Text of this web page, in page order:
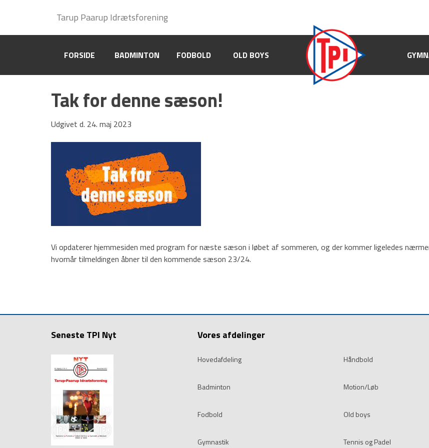
Tarup Paarup Idrætsforening
FORSIDE BADMINTON FODBOLD OLD BOYS
CSV Hallen, Højstrup
Om TPI Gymnastik Kalender
Børnehold
Voksenhold
Kontakt os
Tennis og Padel
TPI Nyt
Tarup Paarup Idrætsforening
FORSIDE BADMINTON FODBOLD OLD BOYS
Tak for denne sæson!
Udgivet d. 24. maj 2023
Vi opdaterer hjemmesiden med program for næste sæson i løbet af sommeren, og der kommer ligeledes
hvornår tilmeldingen åbner til den kommende sæson 23/24.
Seneste TPI Nyt Vores afdelinger
Hovedafdeling
Badminton
Fodbold
Gymnastik
Håndbold
Motion/Løb
Old boys
Tennis og Padel